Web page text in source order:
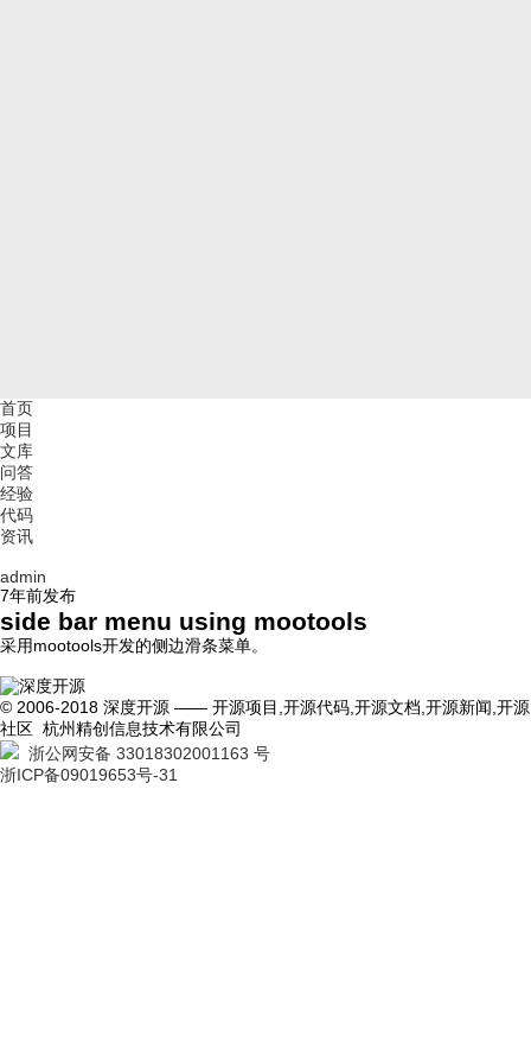
首页
项目
文库
问答
经验
代码
资讯
admin
7年前发布
side bar menu using mootools
采用mootools开发的侧边滑条菜单。
© 2006-2018 深度开源 —— 开源项目,开源代码,开源文档,开源新闻,开源
社区 杭州精创信息技术有限公司
浙公网安备 33018302001163 号
浙ICP备09019653号-31